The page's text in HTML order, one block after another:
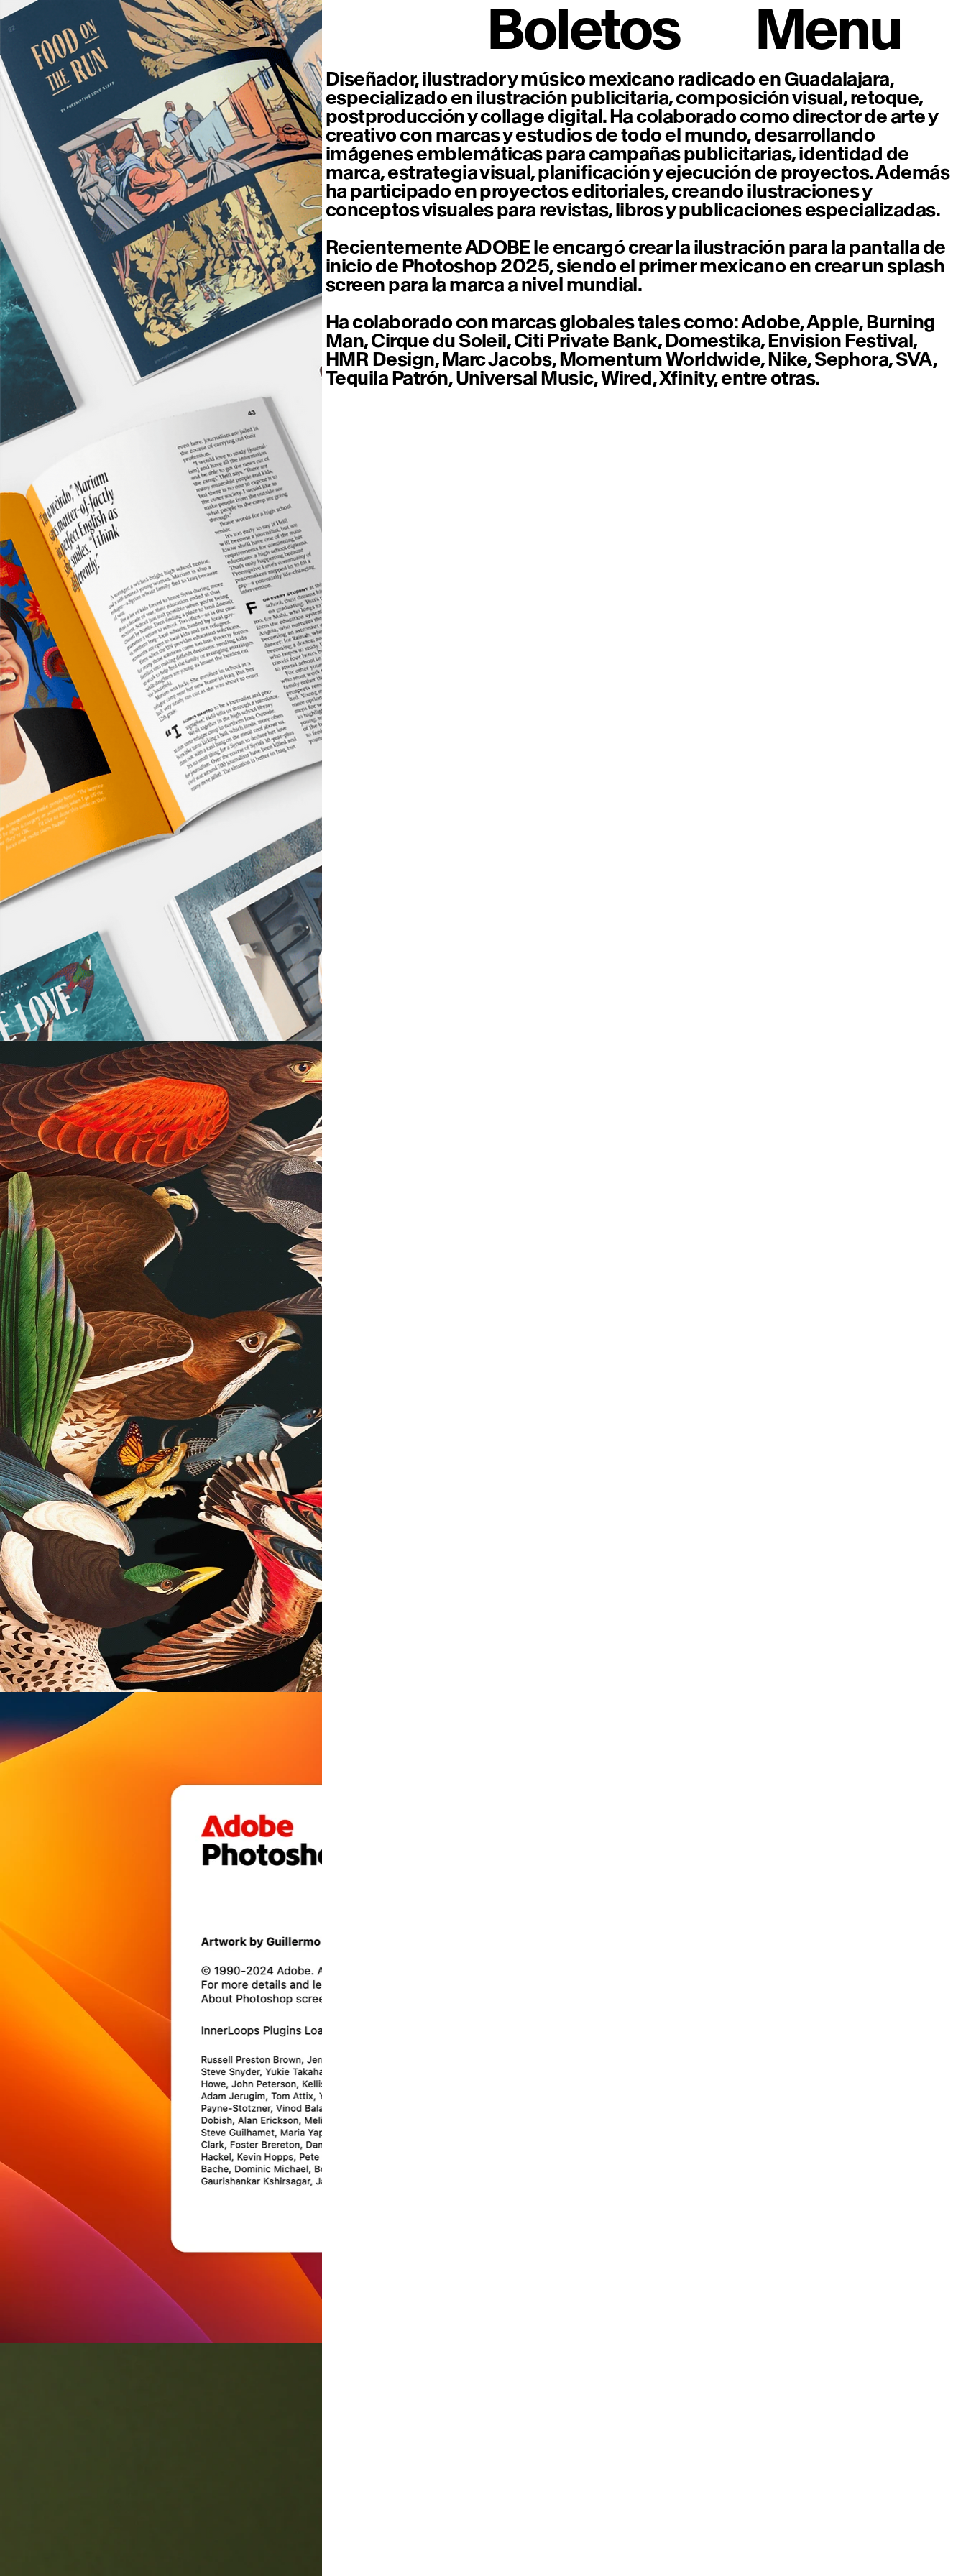
Boletos Menu
Diseñador, ilustrador y músico mexicano radicado en Guadalajara,
especializado en ilustración publicitaria, composición visual, retoque,
postproducción y collage digital. Ha colaborado como director de arte y
creativo con marcas y estudios de todo el mundo, desarrollando
imágenes emblemáticas para campañas publicitarias, identidad de
marca, estrategia visual, planificación y ejecución de proyectos. Además
ha participado en proyectos editoriales, creando ilustraciones y
conceptos visuales para revistas, libros y publicaciones especializadas.
Recientemente ADOBE le encargó crear la ilustración para la pantalla de
inicio de Photoshop 2025, siendo el primer mexicano en crear un splash
screen para la marca a nivel mundial.
Ha colaborado con marcas globales tales como: Adobe, Apple, Burning
Man, Cirque du Soleil, Citi Private Bank, Domestika, Envision Festival,
HMR Design, Marc Jacobs, Momentum Worldwide, Nike, Sephora, SVA,
Tequila Patrón, Universal Music, Wired, Xfinity, entre otras.